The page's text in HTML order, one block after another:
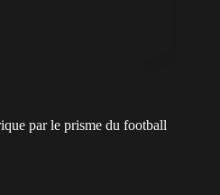
par le prisme du football